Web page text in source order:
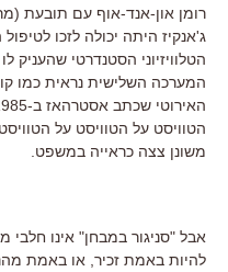
רומן און-אנד-אוף עם תובעת
ג'אנקיז היתה יכולה לזכו
הטלוויזיוני הסטנדרטי
המערכה השלישית נראית כמו
הטוויסט על הטוויסט על
משונן צצה כראייה במשפט.
אבל "סניגור במבחן" אינו חלבי
להיות באמת זכיר, או באמת